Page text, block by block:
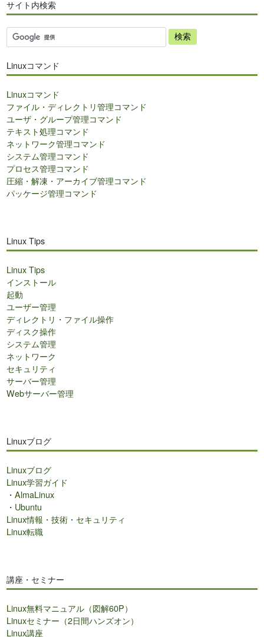
サイト内検索
サ
イ
内
索
Linuxコマンド
Linuxコマンド
ファイル・ディレクトリ管理コマンド
ユーザ・グループ管理コマンド
テキスト処理コマンド
ネットワーク管理コマンド
システム管理コマンド
プロセス管理コマンド
圧縮・解凍・アーカイブ管理コマンド
パッケージ管理コマンド
Linux Tips
Linux Tips
インストール
起動
ユーザー管理
ディレクトリ・ファイル操作
ディスク操作
システム管理
ネットワーク
セキュリティ
サーバー管理
Webサーバー管理
Linuxブログ
Linuxブログ
Linux学習ガイド
・AlmaLinux
・ Ubuntu
Linux情報・技術・セキュリティ
Linux転職
講座・セミナー
Linux無料マニュアル（図解60P）
Linuxセミナー（2日間ハンズオン）
Linux講座